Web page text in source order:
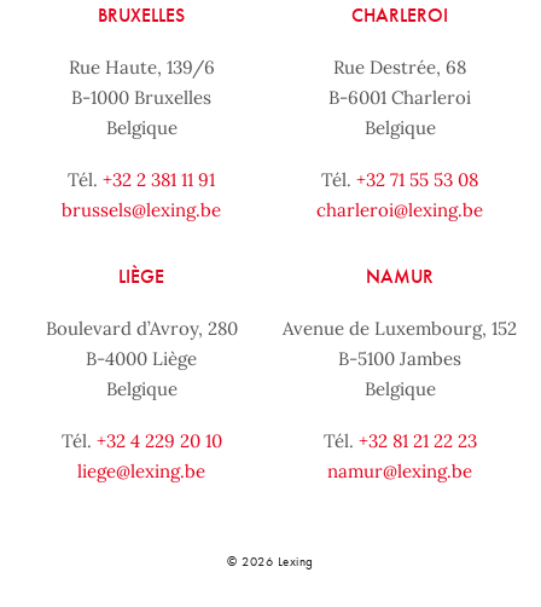
BRUXELLES
Rue Haute, 139/6
B-1000 Bruxelles
Belgique
Tél. +32 2 381 11 91
brussels@lexing.be
CHARLEROI
Rue Destrée, 68
B-6001 Charleroi
Belgique
Tél. +32 71 55 53 08
charleroi@lexing.be
LIÈGE
Boulevard d’Avroy, 280
B-4000 Liège
Belgique
Tél. +32 4 229 20 10
liege@lexing.be
NAMUR
Avenue de Luxembourg, 152
B-5100 Jambes
Belgique
Tél. +32 81 21 22 23
namur@lexing.be
© 2026 Lexing